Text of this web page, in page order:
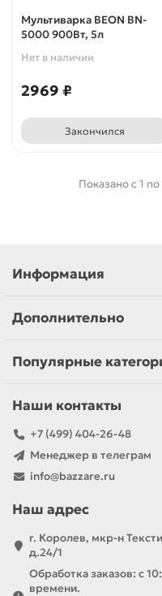
Мультиварка BEON BN-
5000 900Вт, 5л
Нет в наличии
2969 ₽
Закончился
Показано с 1
Информация
Дополнительно
Популярные
Наши контакты
+7 (499) 404-26-48
Менеджер в телеграм
info@bazzare.ru
Наш адрес
г. Королев, мкр-н
д.24/1
Обработка заказов: с
времени.